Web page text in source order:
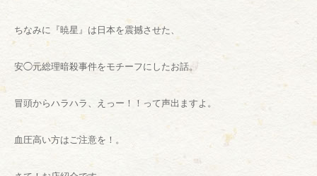
ちなみに『暁星』は日本を震撼させた、
安◯元総理暗殺事件をモチーフにしたお話。
冒頭からハラハラ、えっー！！って声出ますよ。
血圧高い方はご注意を！。